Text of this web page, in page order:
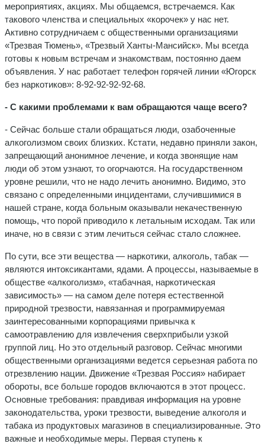
мероприятиях, акциях. Мы общаемся, встречаемся. Как
такового членства и специальных «корочек» у нас нет.
Активно сотрудничаем с общественными организациями
«Трезвая Тюмень», «Трезвый Ханты-Мансийск». Мы всегда
готовы к новым встречам и знакомствам, постоянно даем
объявления. У нас работает телефон горячей линии «Югорск
без наркотиков»: 8-92-92-92-92-68.
- С какими проблемами к вам обращаются чаще всего?
- Сейчас больше стали обращаться люди, озабоченные
алкоголизмом своих близких. Кстати, недавно приняли закон,
запрещающий анонимное лечение, и когда звонящие нам
люди об этом узнают, то огорчаются. На государственном
уровне решили, что не надо лечить анонимно. Видимо, это
связано с определенными инцидентами, случившимися в
нашей стране, когда больным оказывали некачественную
помощь, что порой приводило к летальным исходам. Так или
иначе, но в связи с этим лечиться сейчас стало сложнее.
По сути, все эти вещества — наркотики, алкоголь, табак —
являются интоксикантами, ядами. А процессы, называемые в
обществе «алкоголизм», «табачная, наркотическая
зависимость» — на самом деле потеря естественной
природной трезвости, навязанная и программируемая
заинтересованными корпорациями привычка к
самоотравлению для извлечения сверхприбыли узкой
группой лиц. Но это отдельный разговор. Сейчас многими
общественными организациями ведется серьезная работа по
отрезвлению нации. Движение «Трезвая Россия» набирает
обороты, все больше городов включаются в этот процесс.
Основные требования: правдивая информация на уровне
законодательства, уроки трезвости, выведение алкоголя и
табака из продуктовых магазинов в специализированные. Это
важные и необходимые меры. Первая ступень к